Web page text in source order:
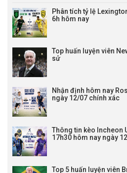
Phân tích tỷ lệ
6h hôm nay
Top huấn luyện viên
sử
Nhận định hôm nay
ngày 12/07 chính xác
Thông tin kèo Incheon
17h30 hôm nay ngày
Top 5 huấn luyện viên